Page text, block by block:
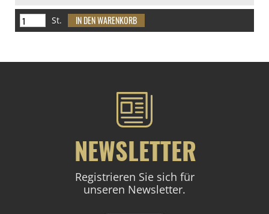
St.
NEWSLETTER
Registrieren Sie sich für
unseren Newsletter.